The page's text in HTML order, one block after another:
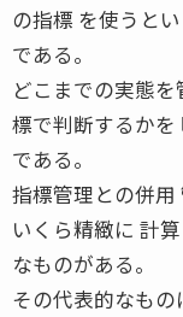
の指標 を使うと
である。
どこまでの実態
標で判断するか
である。
指標管理との併用
いくら精緻に 計
なものがある。
その代表的なもの